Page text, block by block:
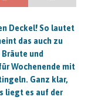
Deckel! So lautet
das auch zu
und
Wochenende mit
Ganz klar,
liegt es auf der